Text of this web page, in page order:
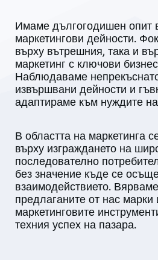
Имаме дългогодишен опит
маркетингови дейности.
върху вътрешния, така и
маркетинг с ключови
Наблюдаваме
извършвани дейности и
адаптираме към нуждите
В областта на маркетинга
върху изграждането на
последователно
без значение къде се
взаимодействието.
предлаганите от нас
маркетинговите
техния успех на пазара.